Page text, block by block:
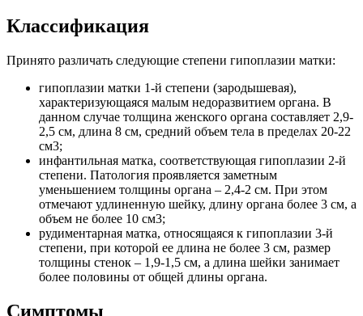
Классификация
Принято различать следующие степени гипоплазии матки:
гипоплазии матки 1-й степени (зародышевая),
характеризующаяся малым недоразвитием органа. В
данном случае толщина женского органа составляет 2,9-
2,5 см, длина 8 см, средний объем тела в пределах 20-22
см3;
инфантильная матка, соответствующая гипоплазии 2-й
степени. Патология проявляется заметным
уменьшением толщины органа – 2,4-2 см. При этом
отмечают удлиненную шейку, длину органа более 3 см, а
объем не более 10 см3;
рудиментарная матка, относящаяся к гипоплазии 3-й
степени, при которой ее длина не более 3 см, размер
толщины стенок – 1,9-1,5 см, а длина шейки занимает
более половины от общей длины органа.
Симптомы